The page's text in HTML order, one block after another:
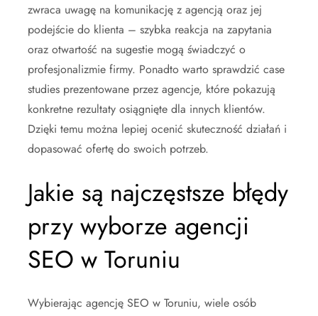
zwraca uwagę na komunikację z agencją oraz jej
podejście do klienta – szybka reakcja na zapytania
oraz otwartość na sugestie mogą świadczyć o
profesjonalizmie firmy. Ponadto warto sprawdzić case
studies prezentowane przez agencje, które pokazują
konkretne rezultaty osiągnięte dla innych klientów.
Dzięki temu można lepiej ocenić skuteczność działań i
dopasować ofertę do swoich potrzeb.
Jakie są najczęstsze błędy
przy wyborze agencji
SEO w Toruniu
Wybierając agencję SEO w Toruniu, wiele osób